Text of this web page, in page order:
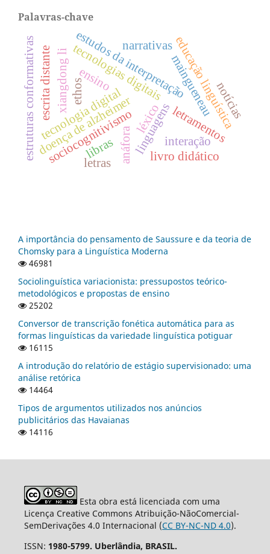
Palavras-chave
linguagensletramentos
ensino
tecnologia digital educação linguística
tecnologias digitais
xiangdong liestudos da interpretação
doença de alzheimer
narrativas
interação
sociocognitivismo
anáfora
estruturas conformativas livro didático
ethos maingueneau
léxico
libras
notícias
letras
escrita distante
A importância do pensamento de Saussure e da teoria de
Chomsky para a Linguística Moderna
46981
Sociolinguística variacionista: pressupostos teórico-
metodológicos e propostas de ensino
25202
Conversor de transcrição fonética automática para as
formas linguísticas da variedade linguística potiguar
16115
A introdução do relatório de estágio supervisionado: uma
análise retórica
14464
Tipos de argumentos utilizados nos anúncios
publicitários das Havaianas
14116
Esta obra está licenciada com uma
Licença Creative Commons Atribuição-NãoComercial-
SemDerivações 4.0 Internacional (CC BY-NC-ND 4.0).
ISSN: 1980-5799. Uberlândia, BRASIL.